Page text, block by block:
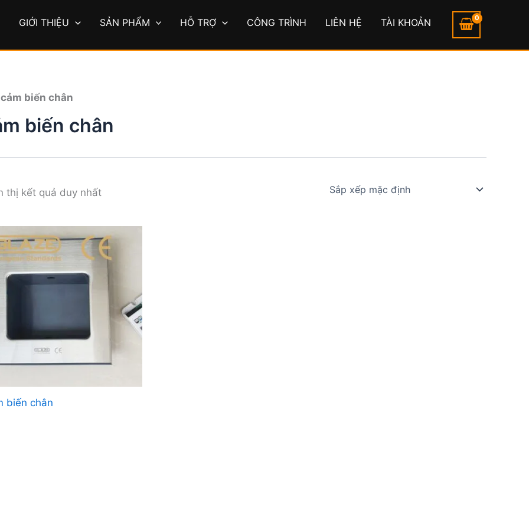
GIỚI THIỆU SẢN PHẨM HỖ TRỢ CÔNG TRÌNH LIÊN HỆ TÀI KHOẢN
cảm biến chân
biến chân
thị kết quả duy nhất
biến chân